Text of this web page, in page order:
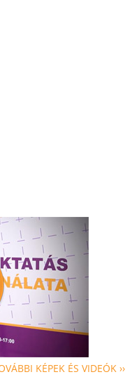
KÉPEK ÉS VIDEÓK ››